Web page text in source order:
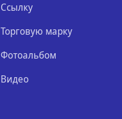
Ссылку
Торговую марку
Фотоальбом
Видео